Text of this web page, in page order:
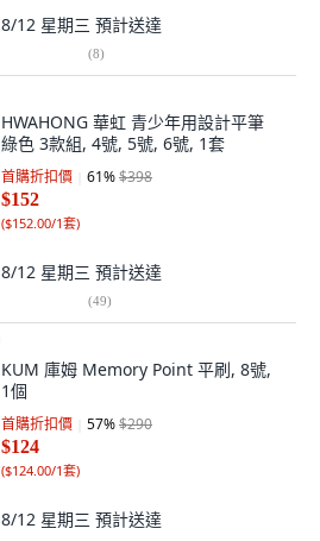
8/12 星期三 預計送達
(8)
HWAHONG 華虹 青少年用設計平筆
綠色 3款組, 4號, 5號, 6號, 1套
首購折扣價 61%$398
$152
($152.00/1套)
8/12 星期三 預計送達
(49)
KUM 庫姆 Memory Point 平刷, 8號,
1個
首購折扣價 57%$290
$124
($124.00/1套)
8/12 星期三 預計送達